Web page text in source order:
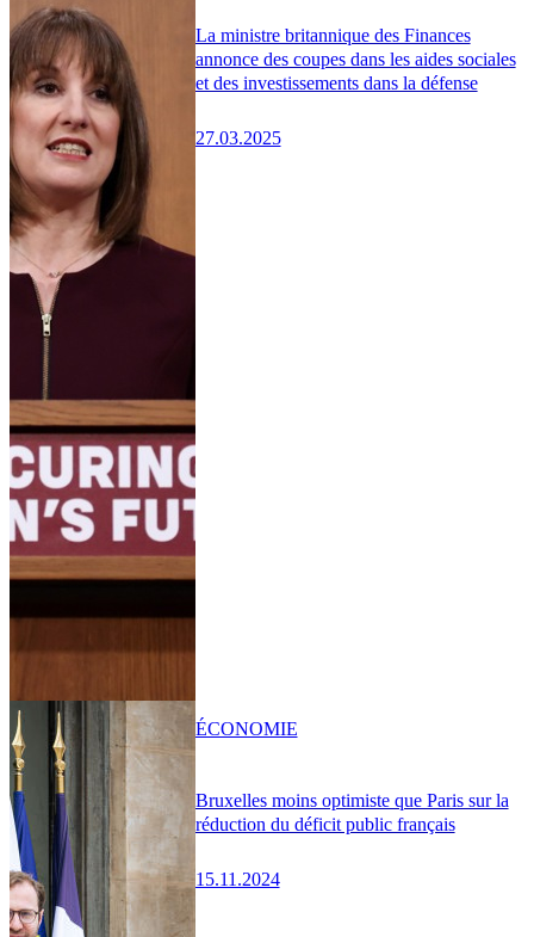
La ministre britannique des Finances
annonce des coupes dans les aides sociales
et des investissements dans la défense
27.03.2025
Bruxelles moins optimiste que Paris sur la
réduction du déficit public français
15.11.2024
ÉCONOMIE